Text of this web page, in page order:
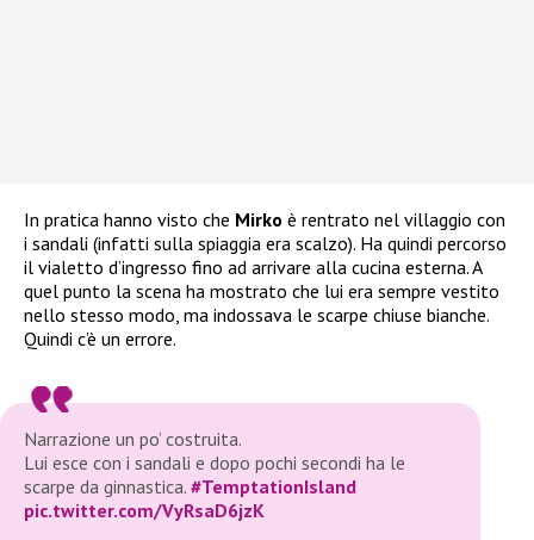
In pratica hanno visto che Mirko è rentrato nel villaggio con
i sandali (infatti sulla spiaggia era scalzo). Ha quindi percorso
il vialetto d’ingresso fino ad arrivare alla cucina esterna. A
quel punto la scena ha mostrato che lui era sempre vestito
nello stesso modo, ma indossava le scarpe chiuse bianche.
Quindi c’è un errore.
Narrazione un po’ costruita.
Lui esce con i sandali e dopo pochi secondi ha le
scarpe da ginnastica. #TemptationIsland
pic.twitter.com/VyRsaD6jzK